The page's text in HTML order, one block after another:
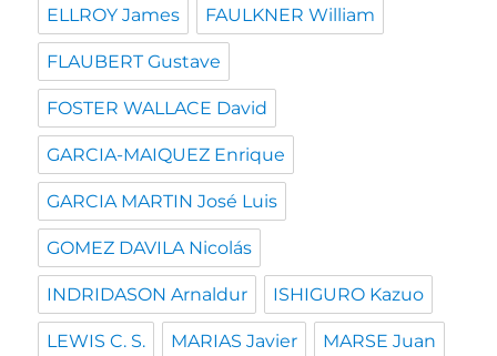
ELLROY James FAULKNER William
FLAUBERT Gustave
FOSTER WALLACE David
GARCIA-MAIQUEZ Enrique
GARCIA MARTIN José Luis
GOMEZ DAVILA Nicolás
INDRIDASON Arnaldur ISHIGURO Kazuo
LEWIS C. S. MARIAS Javier MARSE Juan